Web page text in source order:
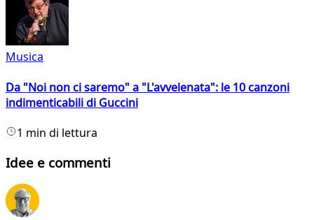
Musica
Da "Noi non ci saremo" a "L'avvelenata": le 10 canzoni
indimenticabili di Guccini
1 min di lettura
Idee e commenti